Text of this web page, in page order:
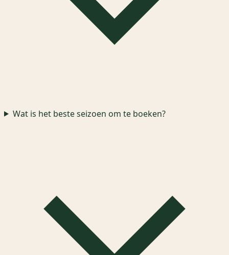
Wat is het beste seizoen om te boeken?